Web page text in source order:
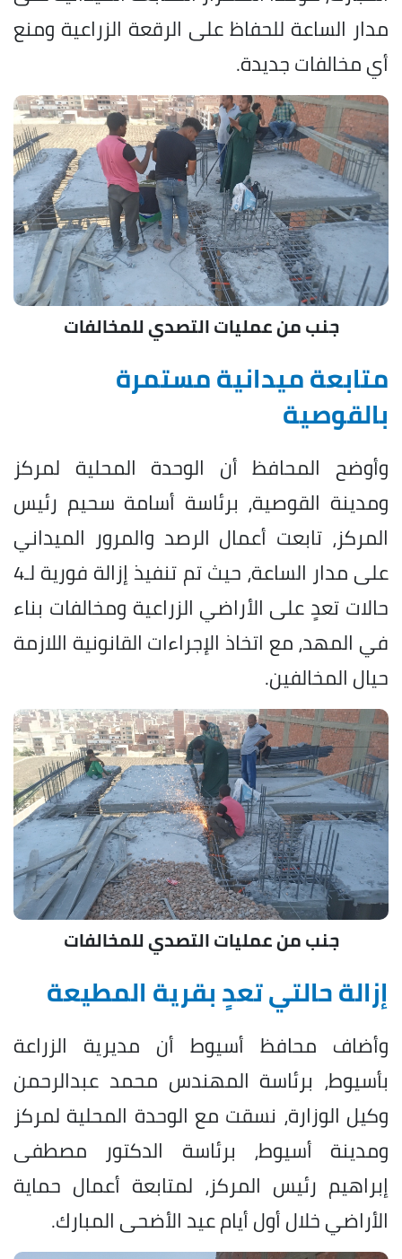
مدار الساعة للحفاظ على الرقعة الزراعية ومنع
أي مخالفات جديدة.
جنب من عمليات التصدي للمخالفات
متابعة ميدانية مستمرة
بالقوصية
وأوضح المحافظ أن الوحدة المحلية لمركز
ومدينة القوصية، برئاسة أسامة سحيم رئيس
المركز، تابعت أعمال الرصد والمرور الميداني
على مدار الساعة، حيث تم تنفيذ إزالة فورية لـ4
حالات تعدٍ على الأراضي الزراعية ومخالفات بناء
في المهد، مع اتخاذ الإجراءات القانونية اللازمة
حيال المخالفين.
جنب من عمليات التصدي للمخالفات
إزالة حالتي تعدٍ بقرية المطيعة
وأضاف محافظ أسيوط أن مديرية الزراعة
بأسيوط، برئاسة المهندس محمد عبدالرحمن
وكيل الوزارة، نسقت مع الوحدة المحلية لمركز
ومدينة أسيوط، برئاسة الدكتور مصطفى
إبراهيم رئيس المركز، لمتابعة أعمال حماية
الأراضي خلال أول أيام عيد الأضحى المبارك.